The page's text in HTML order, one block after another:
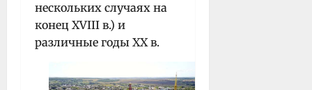
нескольких случаях на
конец XVIII в.) и
различные годы XX в.